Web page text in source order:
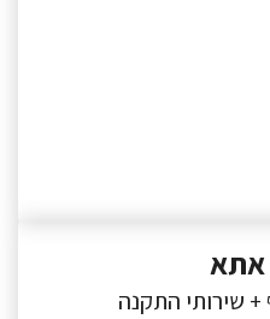
אתא
שירותי התקנה